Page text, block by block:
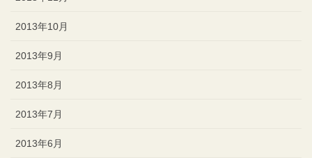
2013年10月
2013年9月
2013年8月
2013年7月
2013年6月